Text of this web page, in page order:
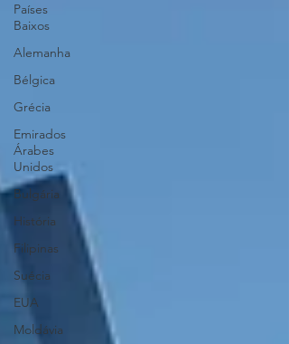
Países
Baixos
Alemanha
Bélgica
Grécia
Emirados
Árabes
Unidos
Bulgária
História
Filipinas
Suécia
EUA
Moldávia